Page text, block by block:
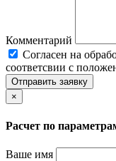
Комментарий
Cогласен на
соответсвии с
Отправить заявку
×
Расчет по
Ваше имя